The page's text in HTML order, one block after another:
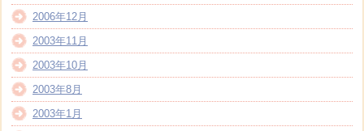
2006年12月
2003年11月
2003年10月
2003年8月
2003年1月